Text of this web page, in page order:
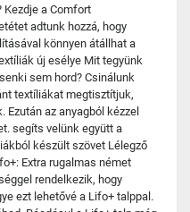
a Comfort
adtunk hozzá, hogy
könnyen átállhat a
új esélye Mit tegyünk
sem hord? Csinálunk
textíliákat megtisztítjuk,
az anyagból kézzel
segíts velünk együtt a
készült szövet Lélegző
Extra rugalmas német
rendelkezik, hogy
ezt lehetővé a Lifo+ talppal.